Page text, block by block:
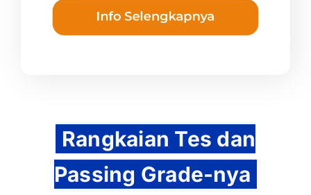
Rangkaian Tes dan
Passing Grade-nya